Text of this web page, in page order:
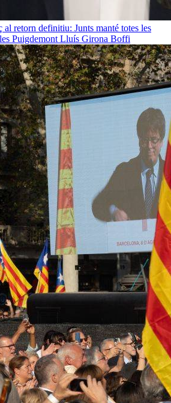
retorn definitiu: Junts manté totes les
Puigdemont Lluís Girona Boffi